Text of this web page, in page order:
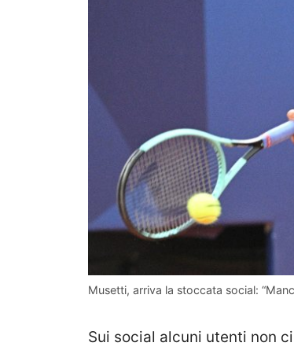
Musetti, arriva la stoccata social:
Sui social alcuni utenti non